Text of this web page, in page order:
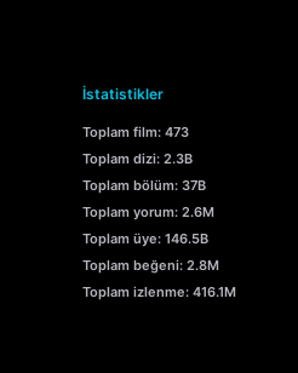
İstatistikler
Toplam film: 473
Toplam dizi: 2.3B
Toplam bölüm: 37B
Toplam yorum: 2.6M
Toplam üye: 146.5B
Toplam beğeni: 2.8M
Toplam izlenme: 416.1M